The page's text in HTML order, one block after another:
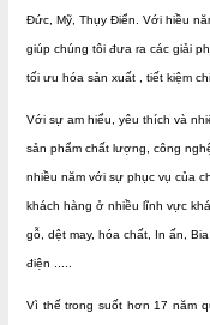
Đức, Mỹ, Thụy Điển. Với hiều
giúp chúng tôi đưa ra các giải
tối ưu hóa sản xuất , tiết kiệm
Với sự am hiểu, yêu thích và
sản phẩm chất lượng, công
nhiều năm với sự phục vụ của
khách hàng ở nhiều lĩnh vực
gỗ, dệt may, hóa chất, In ấn,
điện .....
Vì thế trong suốt hơn 17 năm